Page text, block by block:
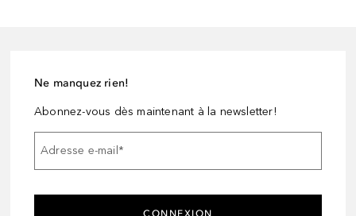
Ne manquez rien!
Abonnez-vous dès maintenant à la newsletter!
Adresse e-mail*
CONNEXION